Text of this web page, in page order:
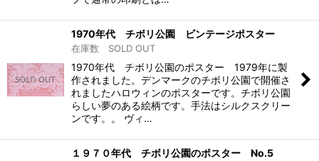
1970年代 チボリ公園 ビンテージポスター
在庫数 SOLD OUT
1970年代 チボリ公園のポスター 1979年に製
作されました。デンマークのチボリ公園で開催さ
れましたハロウィンのポスターです。チボリ公園
らしい夢のある絵柄です。手法はシルクスクリー
ンです。。 ヴィ…
１９７０年代 チボリ公園のポスター No.5